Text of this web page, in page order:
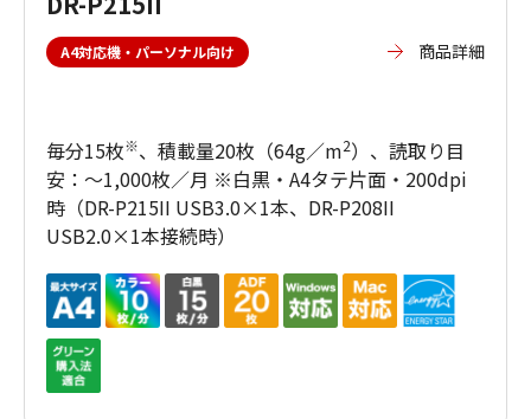
A4対応機・パーソナル向け 商品詳細
毎分15枚※、積載量20枚（64g／m2）、読取り目
安：～1,000枚／月 ※白黒・A4タテ片面・200dpi
時（DR-P215II USB3.0×1本、DR-P208II
USB2.0×1本接続時）